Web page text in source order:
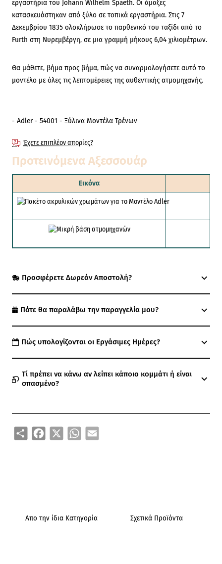
εργαστήρια του Johann Wilhelm Spaeth. Οι άμαξες
κατασκευάστηκαν από ξύλο σε τοπικά εργαστήρια. Στις 7
Δεκεμβρίου 1835 ολοκλήρωσε το παρθενικό του ταξίδι από το
Furth στη Νυρεμβέργη, σε μια γραμμή μήκους 6,04 χιλιομέτρων.
Θα μάθετε, βήμα προς βήμα, πώς να συναρμολογήσετε αυτό το
μοντέλο με όλες τις λεπτομέρειες της αυθεντικής ατμομηχανής.
- Adler - 54001 - Ξύλινα Μοντέλα Τρένων
Έχετε επιπλέον απορίες?
Προτεινόμενα Αξεσσουάρ
Εικόνα
Προσφέρετε Δωρεάν Αποστολή?
Πότε θα παραλάβω την παραγγελία μου?
Πώς υπολογίζονται οι Εργάσιμες Ημέρες?
Τί πρέπει να κάνω αν λείπει κάποιο κομμάτι ή είναι
σπασμένο?
Share Facebook WhatsApp
Απο την ίδια Κατηγορία Σχετικά Προϊόντα